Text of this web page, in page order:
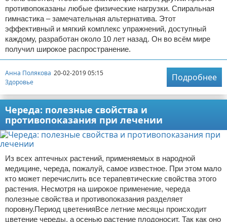
противопоказаны любые физические нагрузки. Спиральная
гимнастика – замечательная альтернатива. Этот
эффективный и мягкий комплекс упражнений, доступный
каждому, разработан около 10 лет назад. Он во всём мире
получил широкое распространение.
Анна Полякова 20-02-2019 05:15
Здоровье
Подробнее
Череда: полезные свойства и
противопоказания при лечении
Из всех аптечных растений, применяемых в народной
медицине, череда, пожалуй, самое известное. При этом мало
кто может перечислить все терапевтические свойства этого
растения. Несмотря на широкое применение, череда
полезные свойства и противопоказания разделяет
поровну.Период цветенияВсе летние месяцы происходит
цветение череды, а осенью растение плодоносит. Так как оно